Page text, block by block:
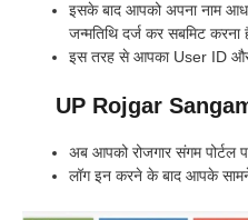
इसके बाद आपको अपना नाम
जन्मतिथि दर्ज कर सबमिट करना
इस तरह से आपका User ID
UP Rojgar
अब आपको रोजगार संगम पोर्टल
लॉग इन करने के बाद आपके